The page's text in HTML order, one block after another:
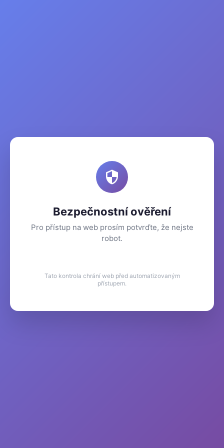
Bezpečnostní ověření
Pro přístup na web prosím potvrďte, že nejste
robot.
Tato kontrola chrání web před automatizovaným
přístupem.